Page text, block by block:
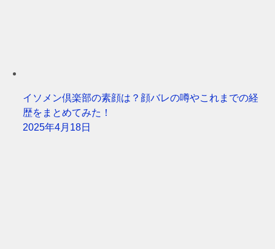
イソメン倶楽部の素顔は？顔バレの噂やこれまでの経
歴をまとめてみた！
2025年4月18日